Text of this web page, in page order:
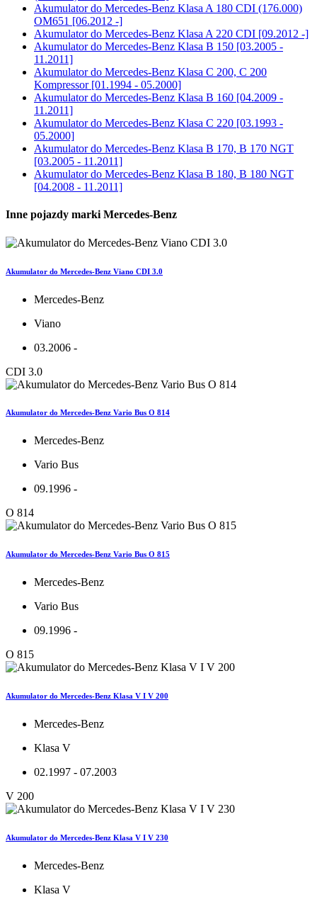
Akumulator do Mercedes-Benz Klasa A 180 CDI (176.000)
OM651 [06.2012 -]
Akumulator do Mercedes-Benz Klasa A 220 CDI [09.2012 -]
Akumulator do Mercedes-Benz Klasa B 150 [03.2005 -
11.2011]
Akumulator do Mercedes-Benz Klasa C 200, C 200
Kompressor [01.1994 - 05.2000]
Akumulator do Mercedes-Benz Klasa B 160 [04.2009 -
11.2011]
Akumulator do Mercedes-Benz Klasa C 220 [03.1993 -
05.2000]
Akumulator do Mercedes-Benz Klasa B 170, B 170 NGT
[03.2005 - 11.2011]
Akumulator do Mercedes-Benz Klasa B 180, B 180 NGT
[04.2008 - 11.2011]
Inne pojazdy marki Mercedes-Benz
Akumulator do Mercedes-Benz Viano CDI 3.0
Mercedes-Benz
Viano
03.2006 -
CDI 3.0
Akumulator do Mercedes-Benz Vario Bus O 814
Mercedes-Benz
Vario Bus
09.1996 -
O 814
Akumulator do Mercedes-Benz Vario Bus O 815
Mercedes-Benz
Vario Bus
09.1996 -
O 815
Akumulator do Mercedes-Benz Klasa V I V 200
Mercedes-Benz
Klasa V
02.1997 - 07.2003
V 200
Akumulator do Mercedes-Benz Klasa V I V 230
Mercedes-Benz
Klasa V